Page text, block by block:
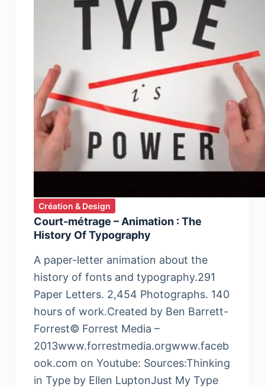
Création & Design
Court-métrage – Animation : The
History Of Typography
A paper-letter animation about the
history of fonts and typography.291
Paper Letters. 2,454 Photographs. 140
hours of work.Created by Ben Barrett-
Forrest© Forrest Media –
2013www.forrestmedia.orgwww.faceb
ook.com on Youtube: Sources:Thinking
in Type by Ellen LuptonJust My Type